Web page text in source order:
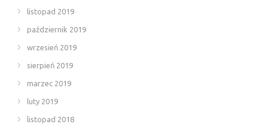
listopad 2019
październik 2019
wrzesień 2019
sierpień 2019
marzec 2019
luty 2019
listopad 2018